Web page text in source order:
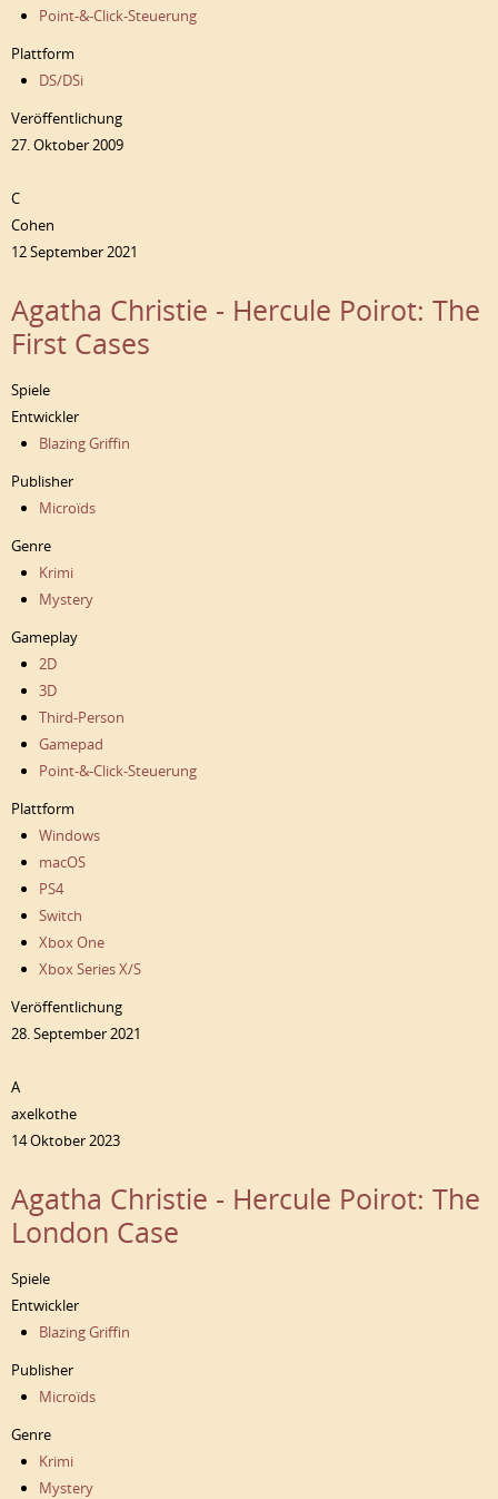
Point-&-Click-Steuerung
Plattform
DS/DSi
Veröffentlichung
27. Oktober 2009
C
Cohen
12 September 2021
Agatha Christie - Hercule Poirot: The
First Cases
Spiele
Entwickler
Blazing Griffin
Publisher
Microïds
Genre
Krimi
Mystery
Gameplay
2D
3D
Third-Person
Gamepad
Point-&-Click-Steuerung
Plattform
Windows
macOS
PS4
Switch
Xbox One
Xbox Series X/S
Veröffentlichung
28. September 2021
A
axelkothe
14 Oktober 2023
Agatha Christie - Hercule Poirot: The
London Case
Spiele
Entwickler
Blazing Griffin
Publisher
Microïds
Genre
Krimi
Mystery